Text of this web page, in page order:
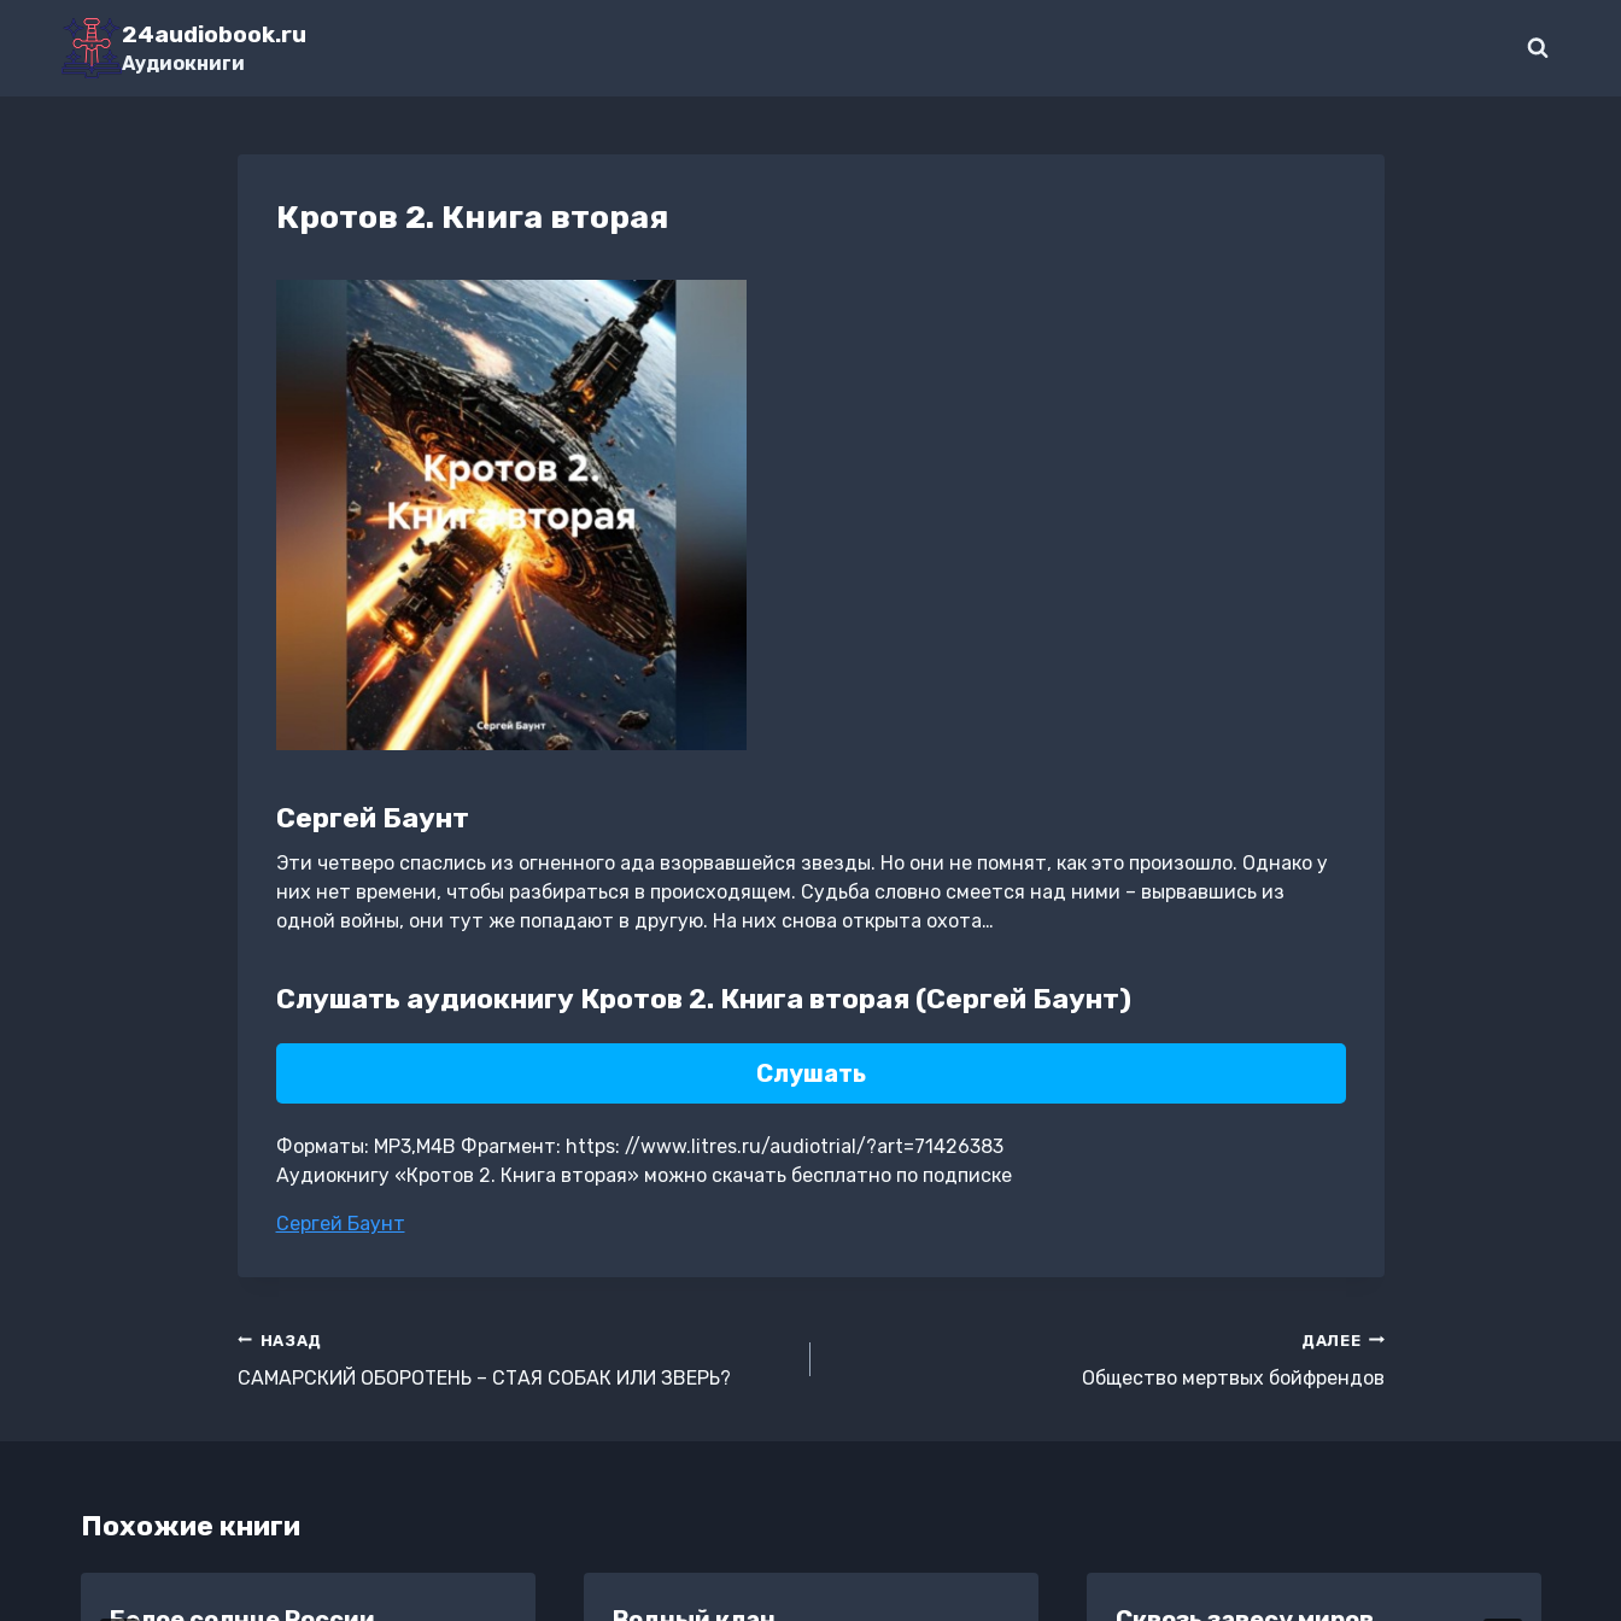
Перейти
содержимому
24audiobook.ru
Аудиокниги
Кротов 2. Книга вторая
Сергей Баунт
Эти четверо спаслись из огненного ада взорвавшейся звезды. Но они не помнят, как это произошло. Однако у
них нет времени, чтобы разбираться в происходящем. Судьба словно смеется над ними – вырвавшись из
одной войны, они тут же попадают в другую. На них снова открыта охота…
Слушать аудиокнигу Кротов 2. Книга вторая (Сергей Баунт)
Слушать
Форматы: MP3,M4B Фрагмент: https: //www.litres.ru/audiotrial/?art=71426383
Аудиокнигу «Кротов 2. Книга вторая» можно скачать бесплатно по подписке
Метки
Сергей Баунт
Навигация
по
НАЗАД
САМАРСКИЙ ОБОРОТЕНЬ – СТАЯ СОБАК ИЛИ ЗВЕРЬ?
ДАЛЕЕ
Общество мертвых бойфрендов
Похожие книги